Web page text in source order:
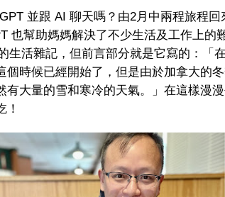
並跟 AI 聊天嗎？由2月中兩程旅程
也幫助媽媽解決了不少生活及工作上的
生活雜記，但前言部分就是它寫的：「
個時候已經開始了，但是由於加拿大的
有大量的雪和寒冷的天氣。」在這樣漫
！